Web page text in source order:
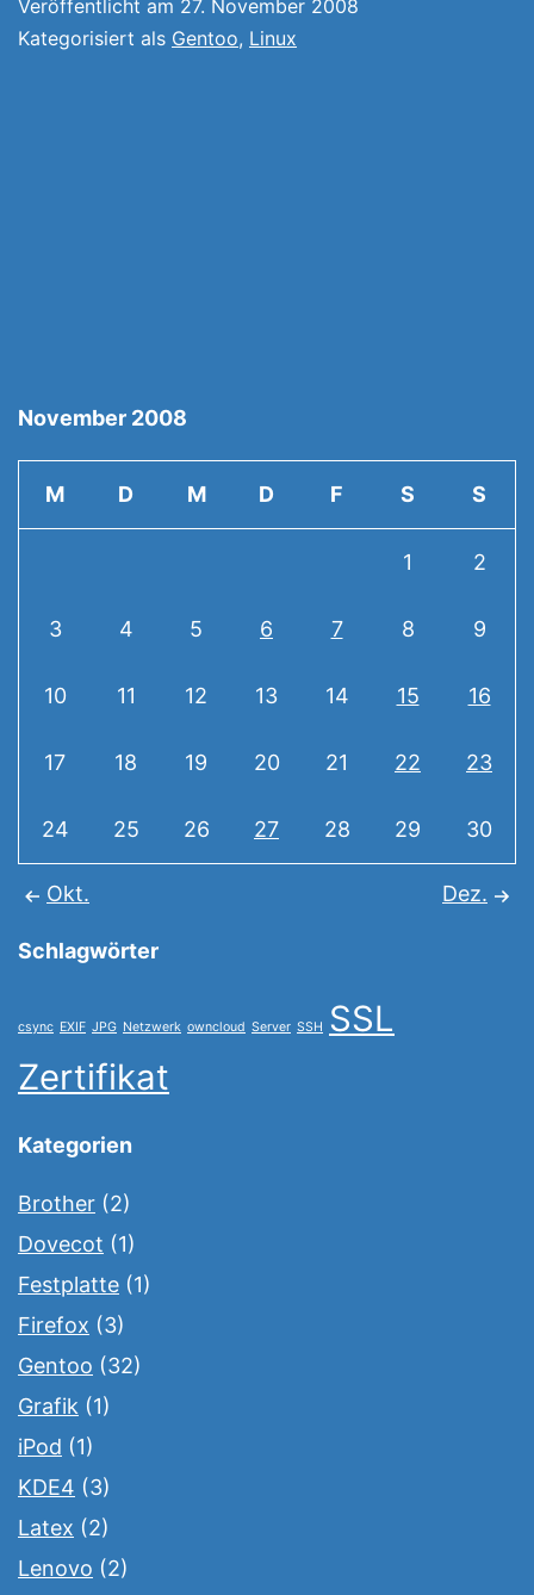
Veröffentlicht am 27. November 2008
Kategorisiert als Gentoo, Linux
November 2008
M D M D F S S
1 2
3 4 5 6 7 8 9
10 11 12 13 14 15 16
17 18 19 20 21 22 23
24 25 26 27 28 29 30
Okt. Dez.
Schlagwörter
csync EXIF JPG Netzwerk owncloud Server SSH SSL
Zertifikat
Kategorien
Brother (2)
Dovecot (1)
Festplatte (1)
Firefox (3)
Gentoo (32)
Grafik (1)
iPod (1)
KDE4 (3)
Latex (2)
Lenovo (2)